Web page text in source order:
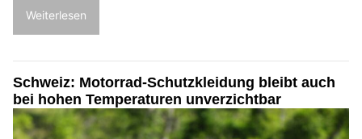
Weiterlesen
Schweiz: Motorrad-Schutzkleidung bleibt auch
bei hohen Temperaturen unverzichtbar